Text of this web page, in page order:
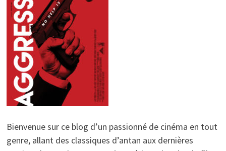
Bienvenue sur ce blog d’un passionné de cinéma en tout
genre, allant des classiques d’antan aux dernières